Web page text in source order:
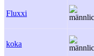
Fluxxi
koka